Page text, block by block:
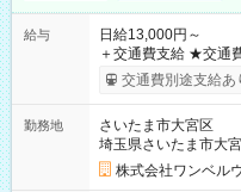
給与
日給13,000円～
＋交通費支給 ★交通費全額支給！ ┗案件により規定あり ★日払
いOK！（規定あり
ンビニATMから 日払い分を
交通費別途支給あ
勤務地
さいたま市大宮区
埼玉県さいたま市大
株式会社ワンベル